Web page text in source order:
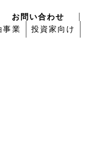
お問い合わせ
事業 投資家向け